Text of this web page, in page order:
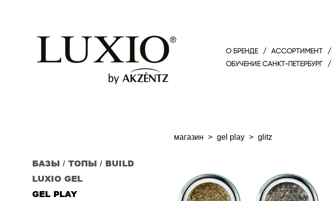
O БРЕНДЕ / АССОРТИМЕНТ /
ОБУЧЕНИЕ САНКТ-ПЕТЕРБУРГ
/
БАЗЫ / ТОПЫ / BUILD
LUXIO GEL
GEL PLAY
магазин > gel play > glitz